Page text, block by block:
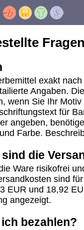
exakt
Angaben.
wenn Sie Ihr
für
angeben,
Farbe.
die
Ware risikofrei
sind
EUR und 18,92
angezeigt.
bezahlen?